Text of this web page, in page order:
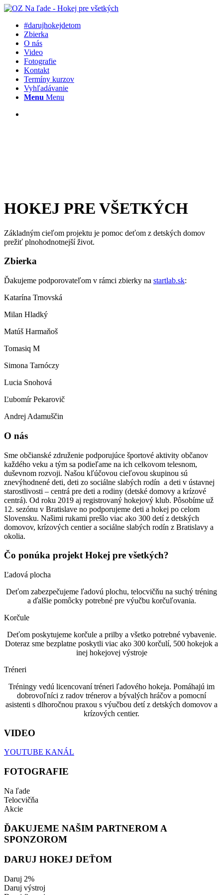
#darujhokejdetom
Zbierka
O nás
Video
Fotografie
Kontakt
Termíny kurzov
Vyhľadávanie
Menu Menu
HOKEJ PRE VŠETKÝCH
Základným cieľom projektu je pomoc deťom z detských domov
prežiť plnohodnotnejší život.
Zbierka
Ďakujeme podporovateľom v rámci zbierky na startlab.sk:
Katarína Trnovská
Milan Hladký
Matúš Harmaňoš
Tomasiq M
Simona Tarnóczy
Lucia Snohová
Ľubomír Pekarovič
Andrej Adamuščin
O nás
Sme občianské združenie podporujúce športové aktivity občanov
každého veku a tým sa podieľame na ich celkovom telesnom,
duševnom rozvoji. Našou kľúčovou cieľovou skupinou sú
znevýhodnené deti, deti zo sociálne slabých rodín a deti v ústavnej
starostlivosti – centrá pre deti a rodiny (detské domovy a krízové
centrá). Od roku 2019 aj registrovaný hokejový klub. Pôsobíme už
12. sezónu v Bratislave no podporujeme deti a hokej po celom
Slovensku. Našimi rukami prešlo viac ako 300 detí z detských
domovov, krízových centier a sociálne slabých rodín z Bratislavy a
okolia.
Čo ponúka projekt Hokej pre všetkých?
Ľadová plocha
Deťom zabezpečujeme ľadovú plochu, telocvičňu na suchý tréning
a ďalšie pomôcky potrebné pre výučbu korčuľovania.
Korčule
Deťom poskytujeme korčule a prilby a všetko potrebné vybavenie.
Doteraz sme bezplatne poskytli viac ako 300 korčulí, 500 hokejok a
inej hokejovej výstroje
Tréneri
Tréningy vedú licencovaní tréneri ľadového hokeja. Pomáhajú im
dobrovoľníci z radov trénerov a bývalých hráčov a pomocní
asistenti s dlhoročnou praxou s výučbou detí z detských domovov a
krízových centier.
VIDEO
YOUTUBE KANÁL
FOTOGRAFIE
Na ľade
Telocvičňa
Akcie
ĎAKUJEME NAŠIM PARTNEROM A
SPONZOROM
DARUJ HOKEJ DEŤOM
Daruj 2%
Daruj výstroj